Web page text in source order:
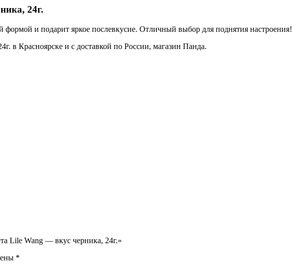
24г.
формой и подарит яркое послевкусие. Отличный выбор для поднятия настроения!
в Красноярске и с доставкой по России, магазин Панда.
Lile Wang — вкус черника, 24г.»
*